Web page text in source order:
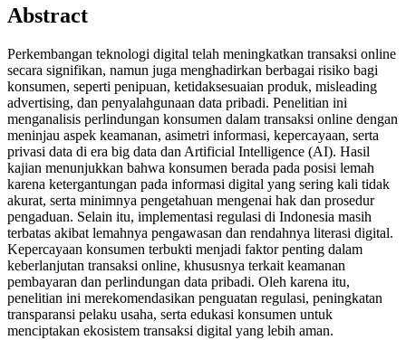
Abstract
Perkembangan teknologi digital telah meningkatkan transaksi online
secara signifikan, namun juga menghadirkan berbagai risiko bagi
konsumen, seperti penipuan, ketidaksesuaian produk, misleading
advertising, dan penyalahgunaan data pribadi. Penelitian ini
menganalisis perlindungan konsumen dalam transaksi online dengan
meninjau aspek keamanan, asimetri informasi, kepercayaan, serta
privasi data di era big data dan Artificial Intelligence (AI). Hasil
kajian menunjukkan bahwa konsumen berada pada posisi lemah
karena ketergantungan pada informasi digital yang sering kali tidak
akurat, serta minimnya pengetahuan mengenai hak dan prosedur
pengaduan. Selain itu, implementasi regulasi di Indonesia masih
terbatas akibat lemahnya pengawasan dan rendahnya literasi digital.
Kepercayaan konsumen terbukti menjadi faktor penting dalam
keberlanjutan transaksi online, khususnya terkait keamanan
pembayaran dan perlindungan data pribadi. Oleh karena itu,
penelitian ini merekomendasikan penguatan regulasi, peningkatan
transparansi pelaku usaha, serta edukasi konsumen untuk
menciptakan ekosistem transaksi digital yang lebih aman.